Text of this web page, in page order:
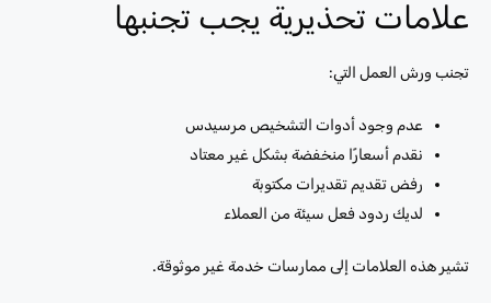
علامات تحذيرية يجب تجنبها
تجنب ورش العمل التي:
عدم وجود أدوات التشخيص مرسيدس
نقدم أسعارًا منخفضة بشكل غير معتاد
رفض تقديم تقديرات مكتوبة
لديك ردود فعل سيئة من العملاء
تشير هذه العلامات إلى ممارسات خدمة غير موثوقة.